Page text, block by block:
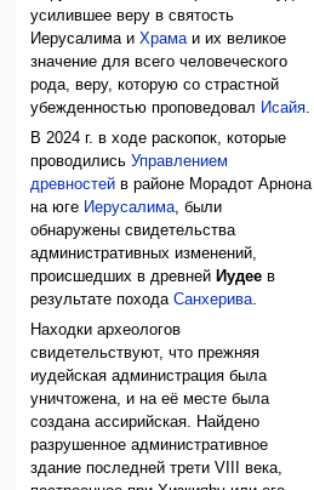
усилившее веру в святость
Иерусалима иХрама и их великое
значение для всего человеческого
рода, веру, которую со страстной
убежденностью проповедовал Исайя
В 2024 г. в ходе раскопок, которые
проводилисьУправлением
древностей в районе Морадот Арнона
на юге Иерусалима, были
обнаружены свидетельства
административных изменений,
происшедших в древней Иудее в
результате походаСанхерива.
Находки археологов
свидетельствуют, что прежняя
иудейская администрация была
уничтожена, и на её месте была
создана ассирийская. Найдено
разрушенное административное
здание последней трети VIII века,